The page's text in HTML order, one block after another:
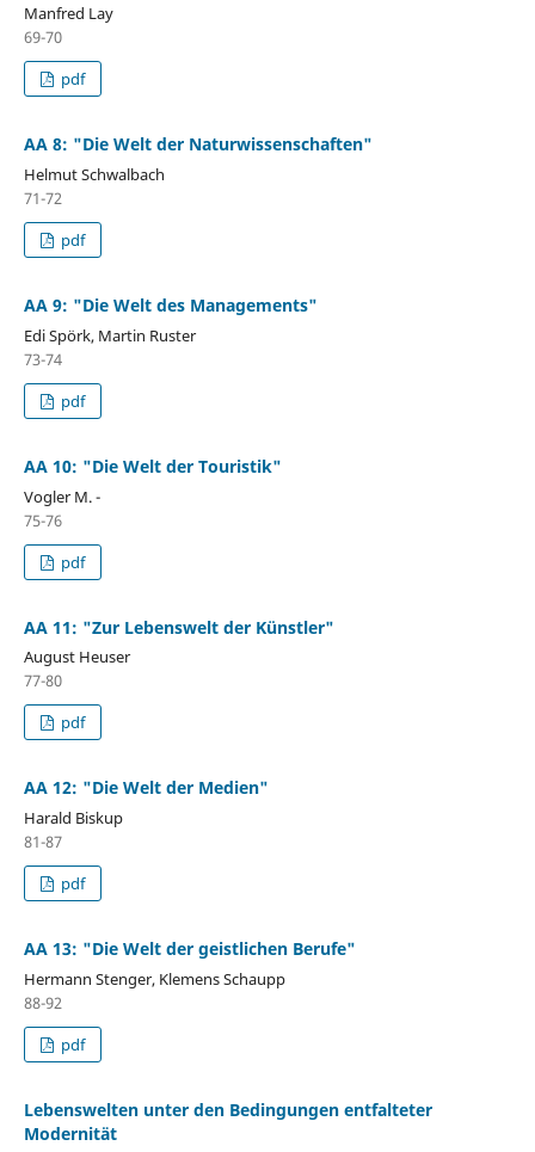
Manfred Lay
69-70
pdf
AA 8: "Die Welt der Naturwissenschaften"
Helmut Schwalbach
71-72
pdf
AA 9: "Die Welt des Managements"
Edi Spörk, Martin Ruster
73-74
pdf
AA 10: "Die Welt der Touristik"
Vogler M. -
75-76
pdf
AA 11: "Zur Lebenswelt der Künstler"
August Heuser
77-80
pdf
AA 12: "Die Welt der Medien"
Harald Biskup
81-87
pdf
AA 13: "Die Welt der geistlichen Berufe"
Hermann Stenger, Klemens Schaupp
88-92
pdf
Lebenswelten unter den Bedingungen entfalteter
Modernität